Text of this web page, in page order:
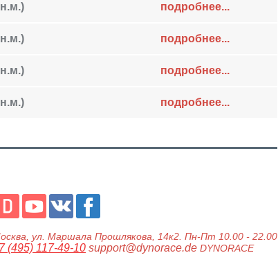
подробнее...
подробнее...
подробнее...
подробнее...
, ул. Маршала Прошлякова, 14к2. Пн-Пт 10.00 - 22.00
(495) 117-49-10 support@dynorace.de DYNORACE